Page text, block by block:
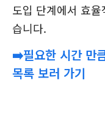
도입 단계에서 효
습니다.
➡️필요한 시간 만
목록 보러 가기